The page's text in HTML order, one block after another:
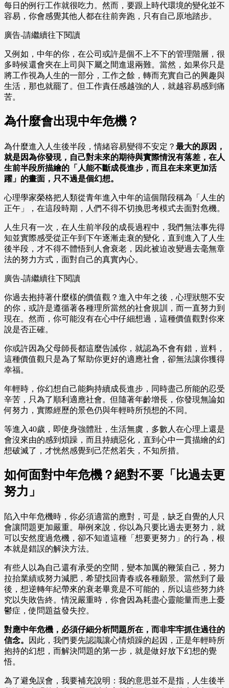
每日的例行工作就很吃力。然而，要跟上時代環境的變化並不
容易，你會感覺其他人都在往前奔跑，只有自己原地踏步。
廣告-請繼續往下閱讀
又例如，中年的你，在公司或許是個不上不下的管理階層，很
多時候還會夾在上司與下屬之間進退兩難。當然，如果你只是
將工作視為人生的一部分，工作之餘，轉而充實自己的興趣與
生活，那也就罷了。但工作責任感越強的人，就越容易感到痛
苦。
為什麼會出現中年危機？
為什麼進入人生後半段，情緒容易變得不安定？ 最大的原因，
就是因為你發現，自己對未來的期待與實際情況有落差，在人
生前半段所描繪的「人能不斷成長進步，而且在未來更加活
躍」的畫面，只不過是個幻想。
心理學家榮格把人類從青年進入中年的這個階段稱為「人生的
正午」，在這段時期，人們不得不切換思考模式去面對危機。
人生只有一次，在人生前半段的成長過程中，我們無法事先得
知並實際感受從正午到下午逐漸走衰的變化，直到進入了人生
後半段，才不得不體悟到人會衰老，因此被迫改變過去毫無章
法的努力方式，面對自己的真實內心。
廣告-請繼續往下閱讀
你過去抱持著什麼樣的價值觀？進入中年之後，心理狀態不安
的你，或許是遵循著各種理所當然的社會規訓，而一直努力到
現在。然而，你可能沒有在心中仔細想過，這種價值觀對你來
說是否正確。
你或許因為父母師長都這麼告誡你，就認為不會有錯，豈料，
這種價值觀只是為了幫助你更好的適應社會，卻無法讓你獲得
幸福。
年輕時，你幻想自己能夠持續成長進步，同時盡己所能的忍受
辛苦，只為了順利適應社會。但隨著年齡增長，你發現無論如
何努力，實際經歷的景色仍與年輕時所預想的不同。
等進入40歲，即使身強體壯，生活無虞，多數人在心理上還是
會沒來由的感到煩躁，而且持續惡化，直到心中一貫描繪的幻
想破滅了，才恍然感覺到己茫然若失，不知所措。
如何面對中年危機？絕對不要「比過去更
努力」
陷入中年危機時，你必須適當的應對，可是，缺乏自覺的人只
會讓問題更加嚴重。舉例來說，你以為只要比過去更努力，就
可以安然度過危機，卻不知道這種「想要更努力」的行為，根
本就是錯誤的解決方法。
有些人以為自己還有承受的空間，變本加厲的鞭策自己，努力
拉抬業績或努力減肥，希望找回青春或各種願景。當然到了最
後，想逆轉年紀帶來的衰老畢竟是不可能的，所以這些努力終
究以失敗告終。情況嚴重時，你會因為耗盡心靈能量而患上憂
鬱症，使問題益發失控。
對應中年危機，必須仔細分析問題所在，而非牢牢抓住過往的
信念。
因此，我們要先認識讓心情煩躁的起因，正是年輕時所
抱持的幻想，而解決問題的第一步，就是做好放下幻想的覺
悟。
為了避免誤會，我要補充說明：我的意思並不是指，人生後半